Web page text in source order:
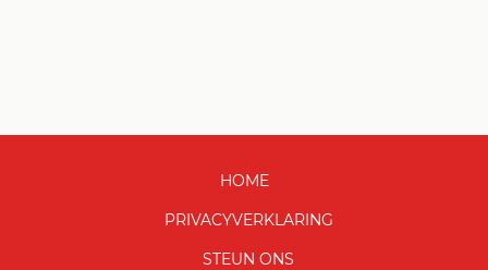
HOME
PRIVACYVERKLARING
STEUN ONS